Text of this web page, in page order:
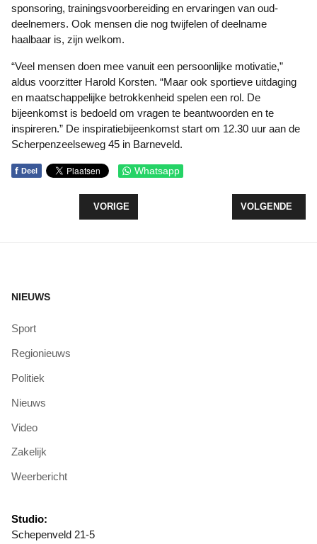
sponsoring, trainingsvoorbereiding en ervaringen van oud-
deelnemers. Ook mensen die nog twijfelen of deelname
haalbaar is, zijn welkom.
“Veel mensen doen mee vanuit een persoonlijke motivatie,”
aldus voorzitter Harold Korsten. “Maar ook sportieve uitdaging
en maatschappelijke betrokkenheid spelen een rol. De
bijeenkomst is bedoeld om vragen te beantwoorden en te
inspireren.” De inspiratiebijeenkomst start om 12.30 uur aan de
Scherpenzeelseweg 45 in Barneveld.
f Deel Whatsapp
VORIG ARTIKEL: GEEN STOELEN VRIJ BIJ
VORIGE VOLGENDE
VOLGENDE
NIEUWS
Sport
Regionieuws
Politiek
Nieuws
Video
Zakelijk
Weerbericht
Studio:
Schepenveld 21-5